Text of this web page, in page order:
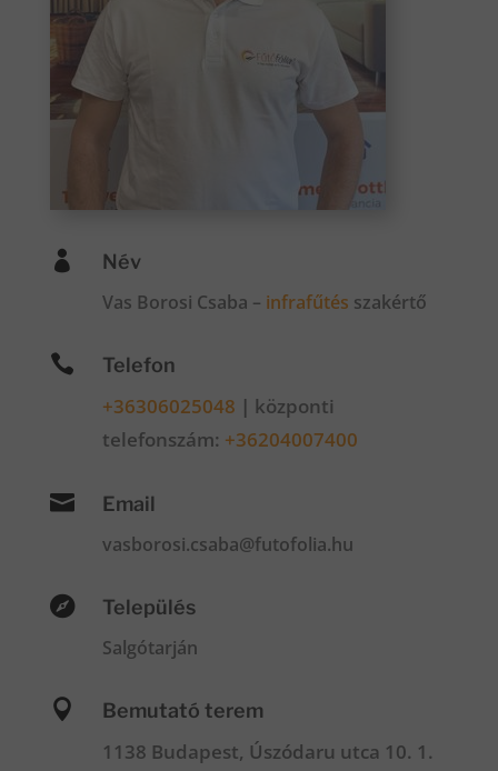
 Név
Vas Borosi Csaba – infrafűtés szakértő
 Telefon
+36306025048 | központi
telefonszám: +36204007400
 Email
vasborosi.csaba@futofolia.hu
 Település
Salgótarján
 Bemutató terem
1138 Budapest, Úszódaru utca 10. 1.